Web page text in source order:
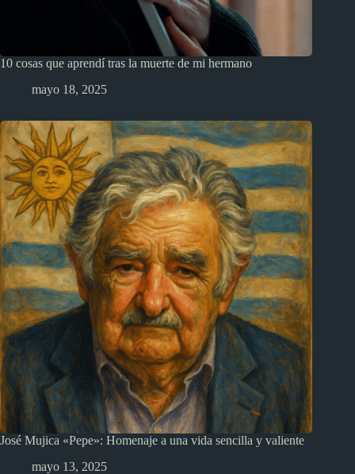
10 cosas que aprendí tras la muerte de mi hermano
mayo 18, 2025
José Mujica «Pepe»: Homenaje a una vida sencilla y valiente
mayo 13, 2025